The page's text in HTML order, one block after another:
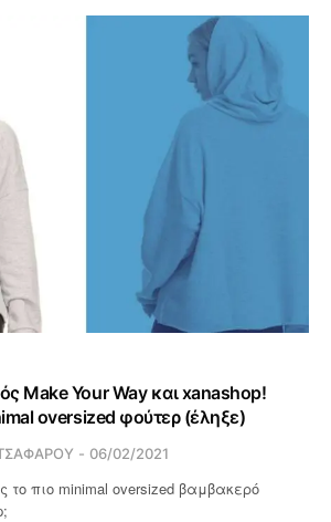
Make Your Way και xanashop!
oversized φούτερ (έληξε)
06/02/2021
το πιο minimal oversized βαμβακερό